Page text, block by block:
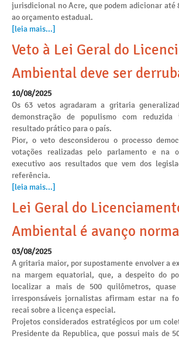
jurisdicional no Acre, que podem adicionar até
ao orçamento estadual.
[leia mais...]
Veto à Lei Geral do
Ambiental deve ser
10/08/2025
Os 63 vetos agradaram a gritaria
demonstração de populismo com
resultado prático para o país.
Pior, o veto desconsiderou o processo
votações realizadas pelo parlamento e na
executivo aos resultados que vem dos
referência.
[leia mais...]
Lei Geral do
Ambiental é avanço
03/08/2025
A gritaria maior, por supostamente envolver a
na margem equatorial, que, a despeito do
localizar a mais de 500 quilômetros, quase
irresponsáveis jornalistas afirmam estar na
recai sobre a licença especial.
Projetos considerados estratégicos por um
Presidente da Republica, que possui mais de